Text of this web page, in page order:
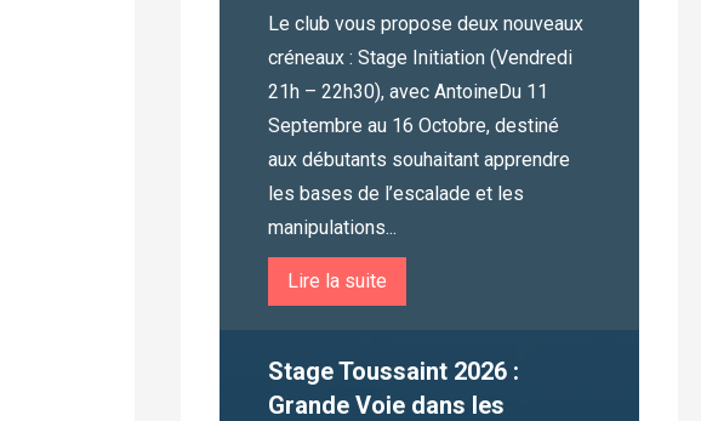
Le club vous propose deux nouveaux
créneaux : Stage Initiation (Vendredi
21h – 22h30), avec AntoineDu 11
Septembre au 16 Octobre, destiné
aux débutants souhaitant apprendre
les bases de l’escalade et les
manipulations...
Lire la suite
Stage Toussaint 2026 :
Grande Voie dans les